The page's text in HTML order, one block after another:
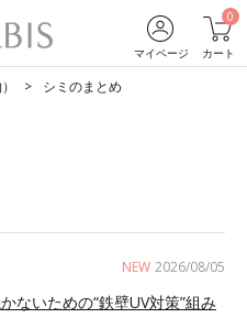
マイページ
0
カート
シミのまとめ
NEW 2026/08/05
ないための“鉄壁UV対策”組み